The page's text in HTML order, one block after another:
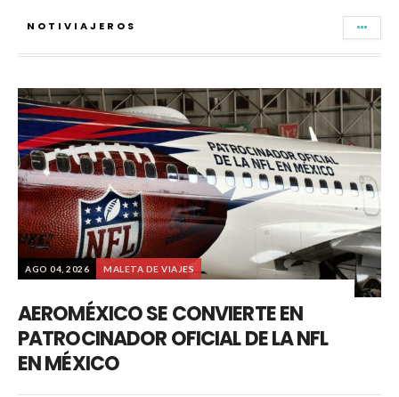
NOTIVIAJEROS
AGO 04, 2026 MALETA DE VIAJES
AEROMÉXICO SE CONVIERTE EN
PATROCINADOR OFICIAL DE LA NFL
EN MÉXICO